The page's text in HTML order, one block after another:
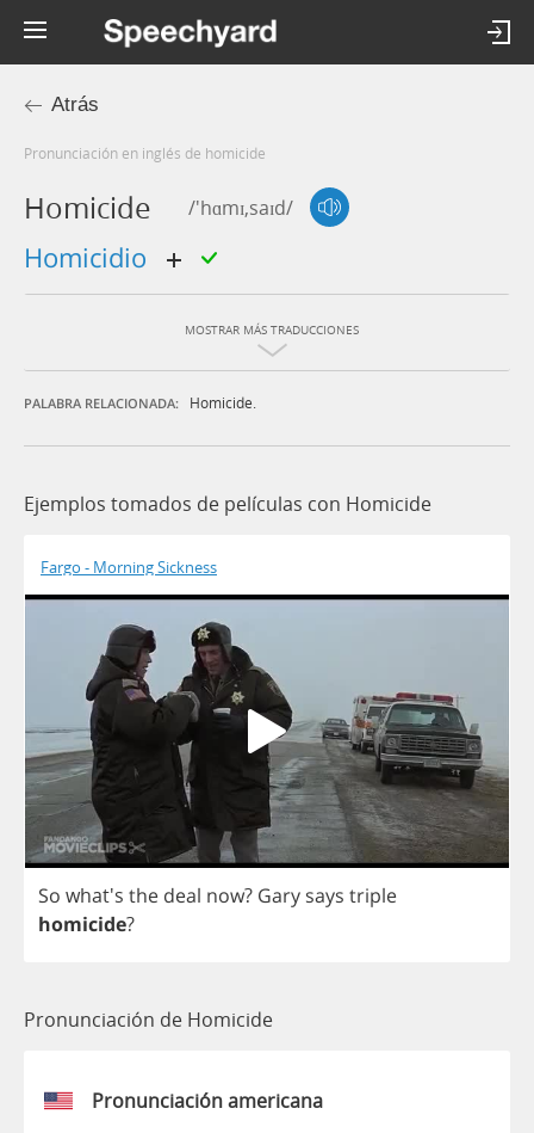
Atrás
Pronunciación en inglés de homicide
Homicide /'hɑmɪ,saɪd/
homicidio
MOSTRAR MÁS TRADUCCIONES
PALABRA RELACIONADA: Homicide.
Ejemplos tomados de películas con Homicide
Fargo - Morning Sickness
So what's the deal now? Gary says triple
homicide?
Pronunciación de Homicide
Pronunciación americana